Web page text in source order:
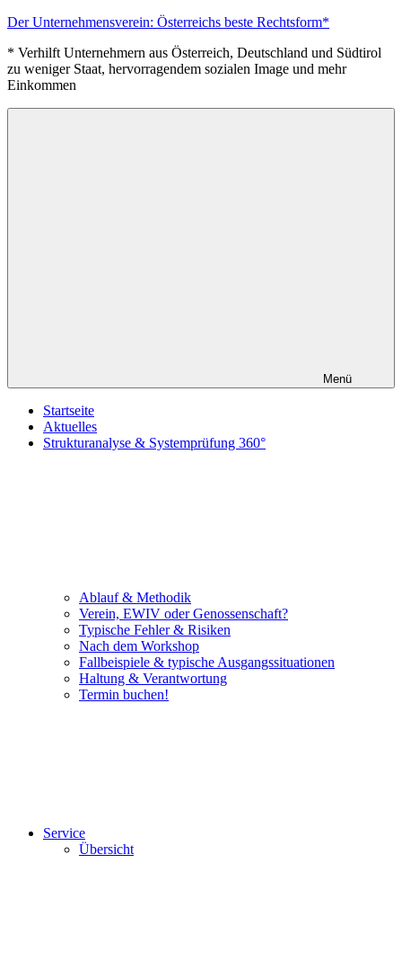
Zum
springen
Der Unternehmensverein: Österreichs beste Rechtsform*
* Verhilft Unternehmern aus Österreich, Deutschland und Südtirol
zu weniger Staat, hervorragendem sozialen Image und mehr
Einkommen
Menü
Startseite
Aktuelles
Strukturanalyse & Systemprüfung 360°
Ablauf & Methodik
Verein, EWIV oder Genossenschaft?
Typische Fehler & Risiken
Nach dem Workshop
Fallbeispiele & typische Ausgangssituationen
Haltung & Verantwortung
Termin buchen!
Service
Übersicht